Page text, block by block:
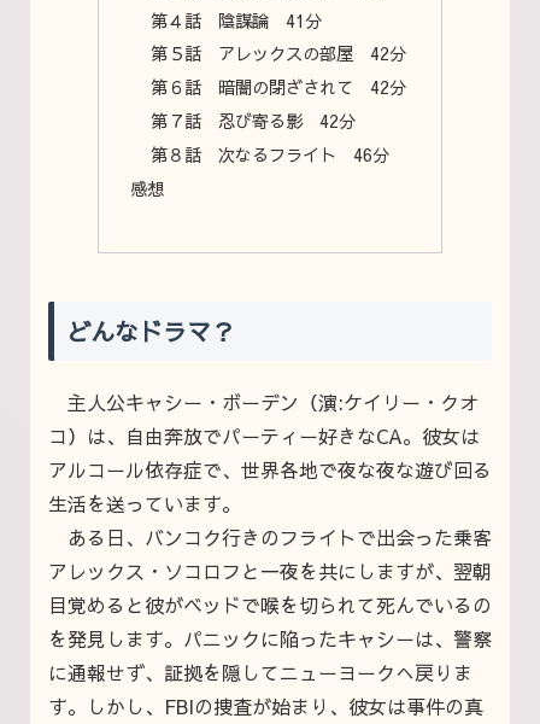
第４話 陰謀論 41分
第５話 アレックスの部屋 42分
第６話 暗闇の閉ざされて 42分
第７話 忍び寄る影 42分
第８話 次なるフライト 46分
感想
どんなドラマ？
主人公キャシー・ボーデン（演:ケイリー・クオ
コ）は、自由奔放でパーティー好きなCA。彼女は
アルコール依存症で、世界各地で夜な夜な遊び回る
生活を送っています。
ある日、バンコク行きのフライトで出会った乗客
アレックス・ソコロフと一夜を共にしますが、翌朝
目覚めると彼がベッドで喉を切られて死んでいるの
を発見します。パニックに陥ったキャシーは、警察
に通報せず、証拠を隠してニューヨークへ戻りま
す。しかし、FBIの捜査が始まり、彼女は事件の真